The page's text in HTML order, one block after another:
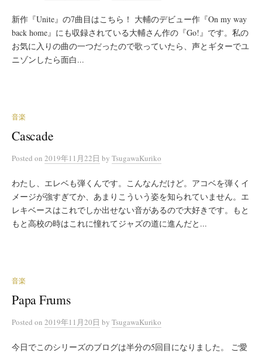
新作『Unite』の7曲目はこちら！ 大輔のデビュー作『On my way
back home』にも収録されている大輔さん作の『Go!』です。私の
お気に入りの曲の一つだったので歌っていたら、声とギターでユ
ニゾンしたら面白...
音楽
Cascade
Posted on 2019年11月22日 by TsugawaKuriko
わたし、エレベも弾くんです。こんなんだけど。アコベを弾くイ
メージが強すぎてか、あまりこういう姿を知られていません。エ
レキベースはこれでしか出せない音があるので大好きです。もと
もと高校の時はこれに憧れてジャズの道に進んだと...
音楽
Papa Frums
Posted on 2019年11月20日 by TsugawaKuriko
今日でこのシリーズのブログは半分の5回目になりました。 ご愛